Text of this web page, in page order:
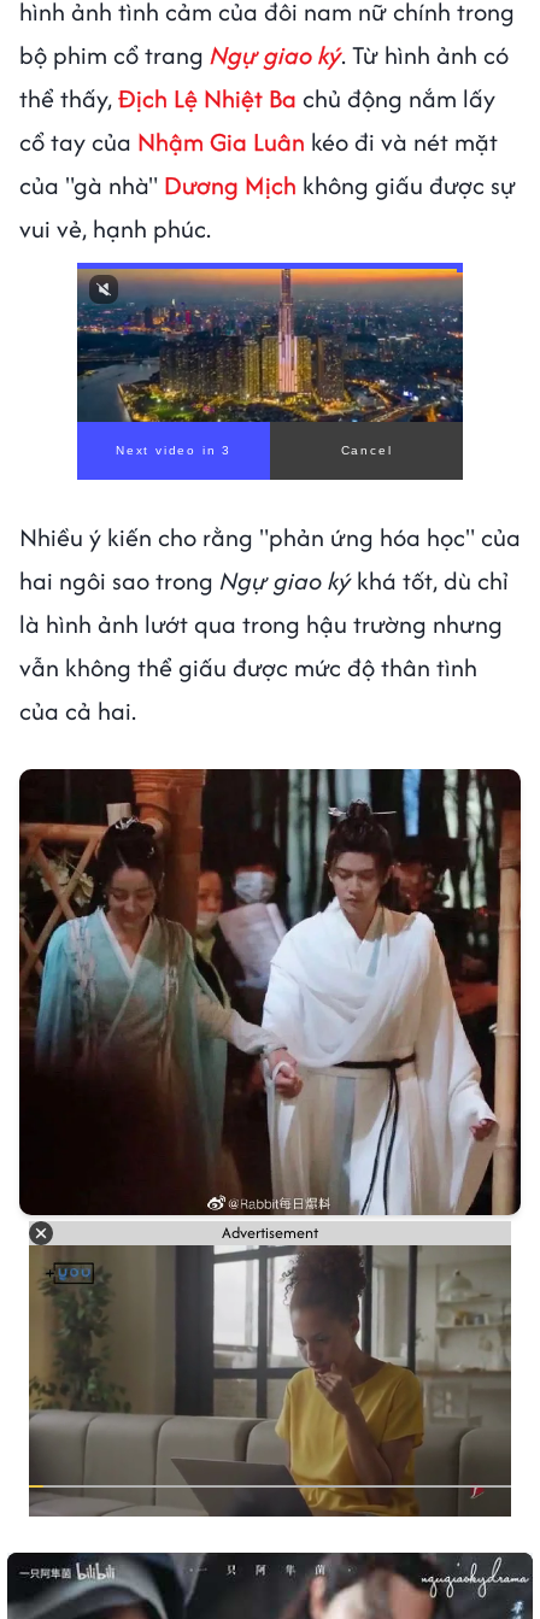
hình ảnh tình cảm của đôi nam nữ chính trong
bộ phim cổ trang Ngự giao ký. Từ hình ảnh có
thể thấy,Địch Lệ Nhiệt Ba chủ động nắm lấy
cổ tay của Nhậm Gia Luân kéo đi và nét mặt
của "gà nhà" Dương Mịch không giấu được sự
vui vẻ, hạnh phúc.
Nhiều ý kiến cho rằng "phản ứng hóa học" của
hai ngôi sao trong Ngự giao kýkhá tốt, dù chỉ
là hình ảnh lướt qua trong hậu trường nhưng
vẫn không thể giấu được mức độ thân tình
của cả hai.
Advertisement